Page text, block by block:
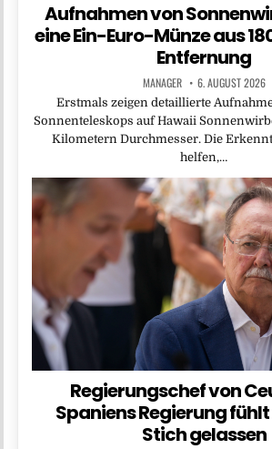
Aufnahmen von
eine Ein-Euro-Münze aus
Entfernung
MANAGER 6. AUGUST 2026
Erstmals zeigen detaillierte
Sonnenteleskops auf Hawaii
Kilometern Durchmesser. Die
helfen,…
Regierungschef von
Spaniens Regierung
Stich gelassen